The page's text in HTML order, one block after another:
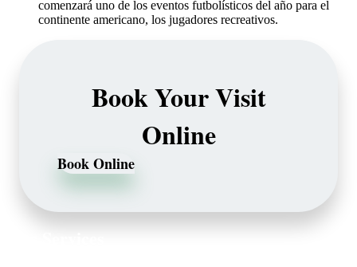
comenzará uno de los eventos futbolísticos del año para el
continente americano, los jugadores recreativos.
Book Your Visit
Online
Book Online